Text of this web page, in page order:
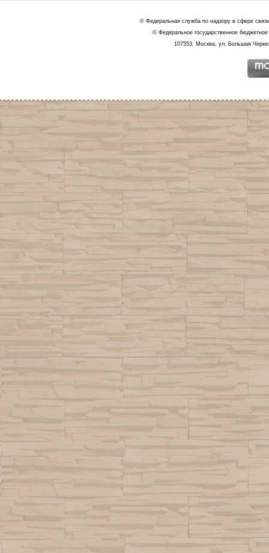
© Федеральная служба по надзору в сфере
© Федеральное государственное
107553, Москва, ул. Большая